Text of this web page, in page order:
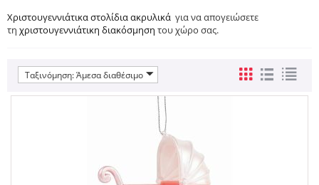
Χριστουγεννιάτικα στολίδια ακρυλικά για να απογειώσετε
τη χριστουγεννιάτικη διακόσμηση του χώρο σας.
Ταξινόμηση: Άμεσα διαθέσιμο